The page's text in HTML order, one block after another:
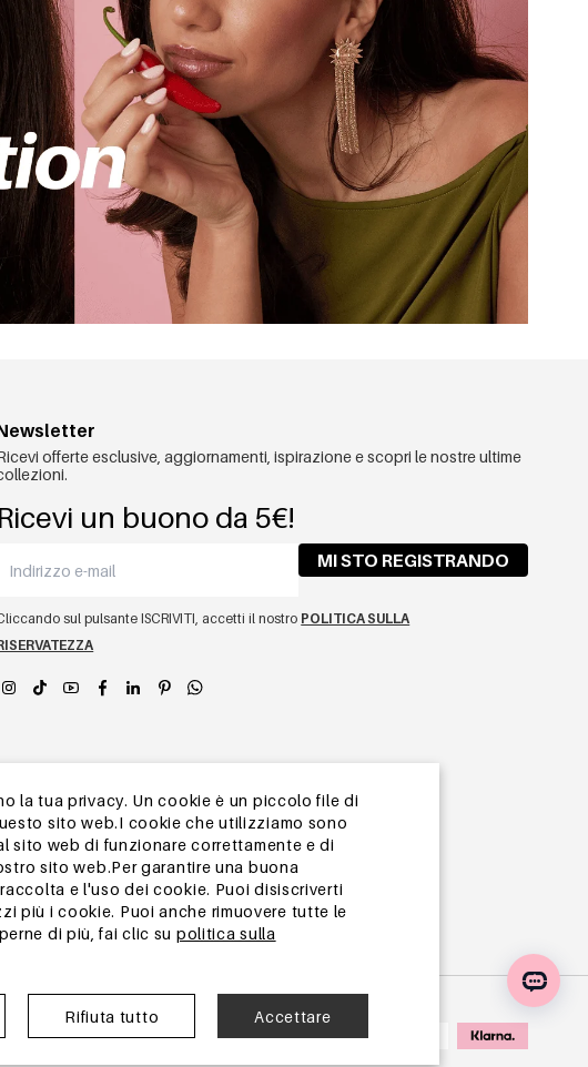
la tua privacy. Un cookie è un piccolo file di
sito web.I cookie che utilizziamo sono
sito web di funzionare correttamente e di
sito web.Per garantire una buona
e l'uso dei cookie. Puoi disiscriverti
più i cookie. Puoi anche rimuovere tutte le
di più, fai clic su politica sulla
Rifiuta tutto Accettare
offerte esclusive, aggiornamenti, ispirazione e scopri le nostre ultime
Ricevi un buono da 5€!
MI STO REGISTRANDO
sul pulsante ISCRIVITI, accetti il ​​nostro POLITICA SULLA
app